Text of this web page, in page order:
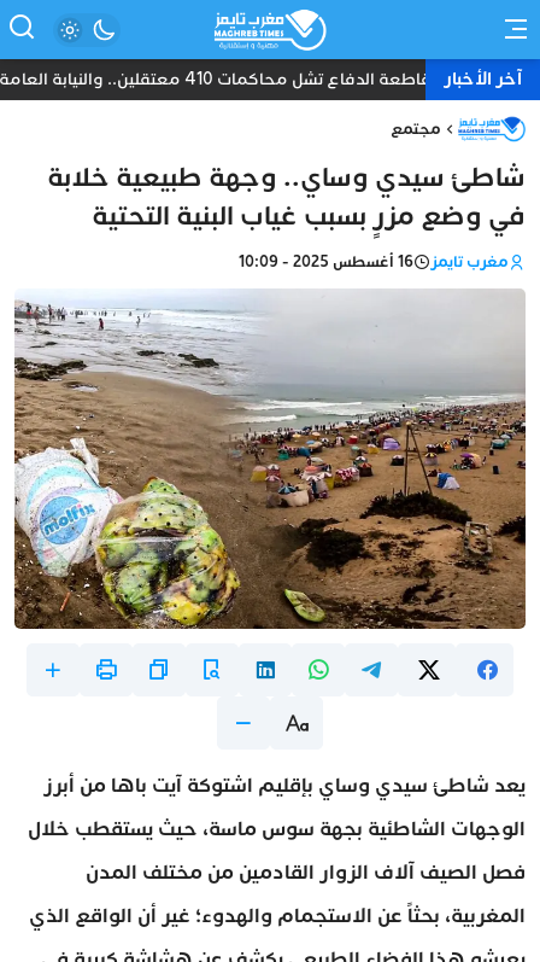
آخر الأخبارمقاطعة الدفاع تشل محاكمات 410 معتقلين.. والنيابة العامة تبحث عن حل قانوني
مجتمع
شاطئ سيدي وساي.. وجهة طبيعية خلابة
في وضع مزرٍ بسبب غياب البنية التحتية
مغرب تايمز 16 أغسطس 2025 - 10:09
يعد شاطئ سيدي وساي بإقليم اشتوكة آيت باها من أبرز
الوجهات الشاطئية بجهة سوس ماسة، حيث يستقطب خلال
فصل الصيف آلاف الزوار القادمين من مختلف المدن
المغربية، بحثاً عن الاستجمام والهدوء؛ غير أن الواقع الذي